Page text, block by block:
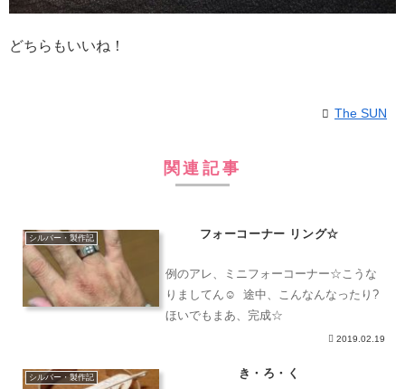
どちらもいいね！
The SUN
関連記事
シルバー・製作記 フォーコーナー リング☆
例のアレ、ミニフォーコーナー☆こうな
りましてん☺︎ 途中、こんなんなったり?
ほいでもまあ、完成☆
2019.02.19
シルバー・製作記 き・ろ・く